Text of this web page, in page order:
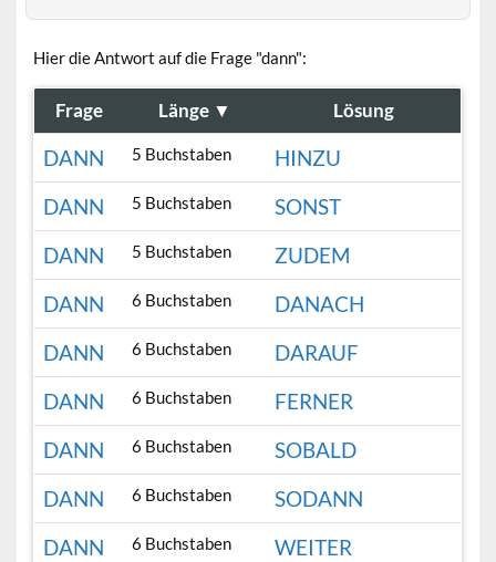
Hier die Antwort auf die Frage "dann":
Frage Länge ▼ Lösung
DANN 5 Buchstaben
HINZU
DANN
5 Buchstaben
SONST
DANN
5 Buchstaben
ZUDEM
DANN
6 Buchstaben
DANACH
DANN
6 Buchstaben
DARAUF
DANN
6 Buchstaben
FERNER
DANN
6 Buchstaben
SOBALD
DANN
6 Buchstaben
SODANN
DANN
6 Buchstaben
WEITER